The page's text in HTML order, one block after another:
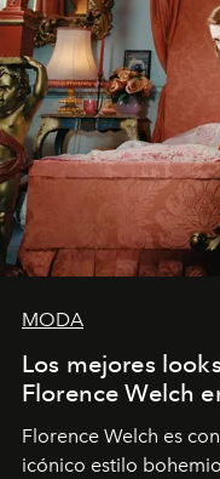
MODA
Los mejores
Florence Welch
Florence Welch es
icónico estilo